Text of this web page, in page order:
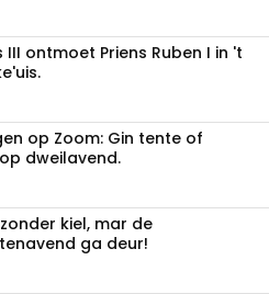
III ontmoet Priens Ruben I in 't
op Zoom: Gin tente of
dweilavend.
kiel, mar de
ga deur!